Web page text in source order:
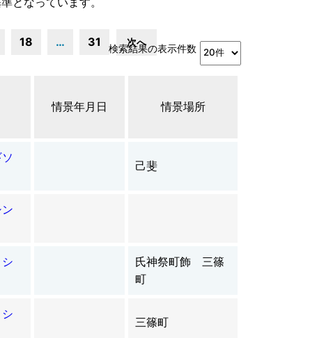
18 … 31 次へ
検索結果の表示件数
情景年月日 情景場所
己斐
氏神祭町飾 三篠
町
三篠町